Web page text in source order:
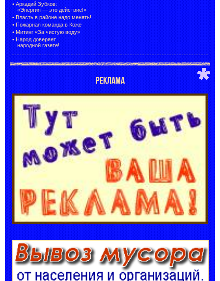
• Аркадий Зубков:
«Энергия — это действие!»
• Власть в районе надо менять!
• Пожарная команда в Коже
• Митинг «За чистую воду»
• Народ доверяет
народной газете!
РЕКЛАМА